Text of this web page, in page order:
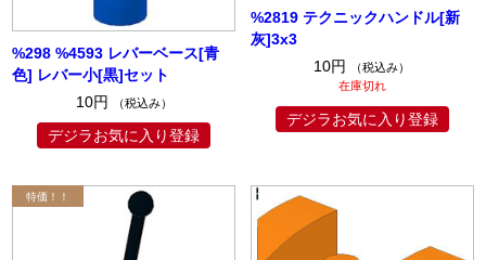
%298 %4593 レバーベース[青
色] レバー小[黒]セット
10円
（税込み）
デジラお気に入り登録
%2819 テクニックハンドル[新
灰]3x3
10円
（税込み）
在庫切れ
デジラお気に入り登録